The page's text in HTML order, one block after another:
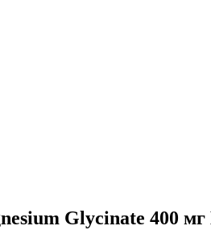
Glycinate 400